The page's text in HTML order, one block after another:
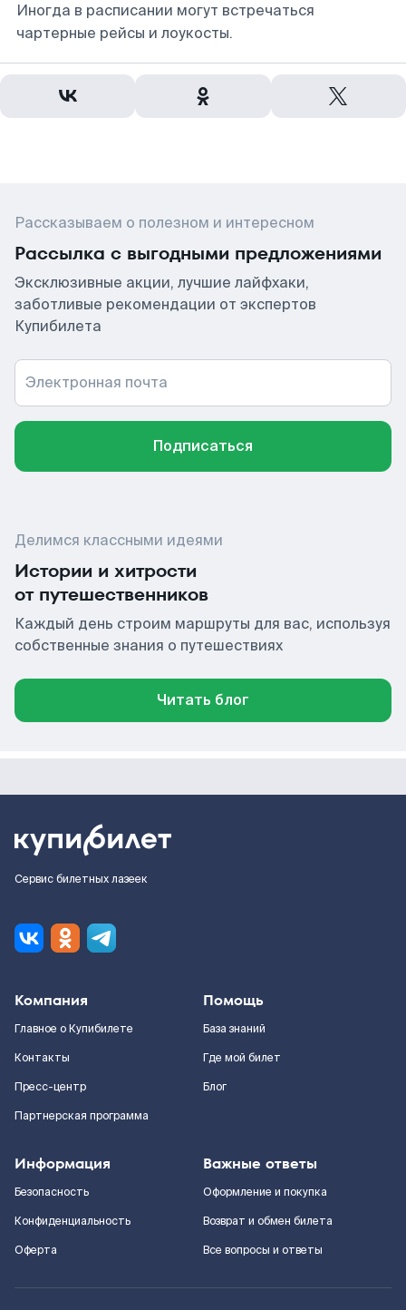
Иногда в расписании могут встречаться
чартерные рейсы и лоукосты.
Рассказываем о полезном и интересном
Рассылка с выгодными предложениями
Эксклюзивные акции, лучшие лайфхаки,
заботливые рекомендации от экспертов
Купибилета
Электронная почта
Подписаться
Делимся классными идеями
Истории и хитрости
от путешественников
Каждый день строим маршруты для вас, используя
собственные знания о путешествиях
Читать блог
Сервис билетных лазеек
Компания
Главное о Купибилете
Контакты
Пресс-центр
Партнерская программа
Помощь
База знаний
Где мой билет
Блог
Информация
Безопасность
Конфиденциальность
Оферта
Важные ответы
Оформление и покупка
Возврат и обмен билета
Все вопросы и ответы